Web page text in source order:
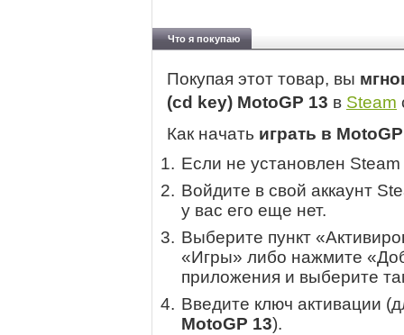
Что я покупаю
Покупая этот товар, вы
(cd key) MotoGP 13 в Steam
Как начать играть в
Если не установлен
Войдите в свой аккаунт
у вас его еще нет.
Выберите пункт
«Игры» либо нажмите
приложения и выберите
Введите ключ активации
MotoGP 13).